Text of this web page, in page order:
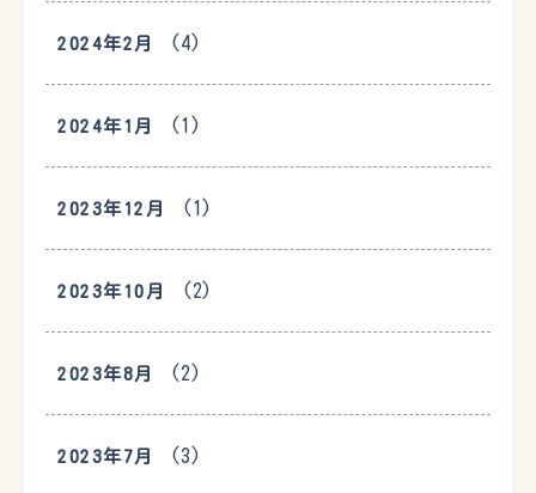
2024年2月 (4)
2024年1月 (1)
2023年12月 (1)
2023年10月 (2)
2023年8月 (2)
2023年7月 (3)